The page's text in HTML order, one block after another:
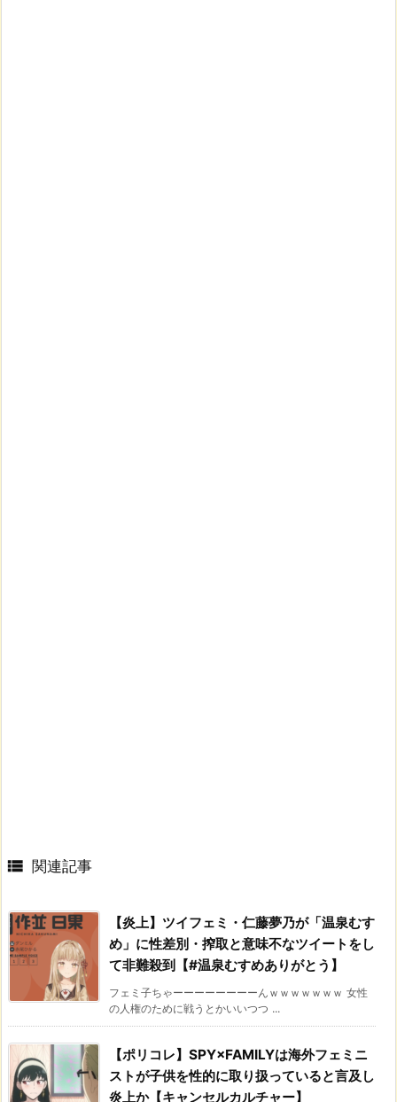
 関連記事
【炎上】ツイフェミ・仁藤夢乃が「温泉むす
め」に性差別・搾取と意味不なツイートをし
て非難殺到【#温泉むすめありがとう】
フェミ子ちゃーーーーーーーーんｗｗｗｗｗｗｗ 女性
の人権のために戦うとかいいつつ ...
【ポリコレ】SPY×FAMILYは海外フェミニ
ストが子供を性的に取り扱っていると言及し
炎上か【キャンセルカルチャー】